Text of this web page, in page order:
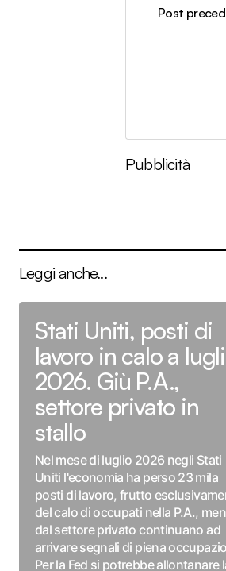
Post
Pubblicità
Leggi anche...
Stati Uniti, posti di
lavoro in calo a
2026. Giù P.A.,
settore privato in
stallo
Nel mese di luglio 2026 negli Stati
Uniti l'economia ha perso 23 mila
posti di lavoro, frutto
del calo di occupati nella P.A.,
dal settore privato continuano ad
arrivare segnali di piena
Per la Fed si potrebbe allontanare